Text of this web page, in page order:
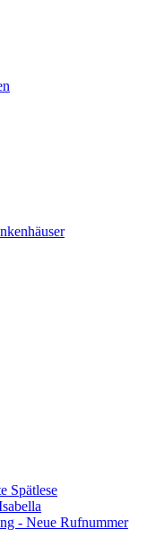
Spätlese
- Neue Rufnummer